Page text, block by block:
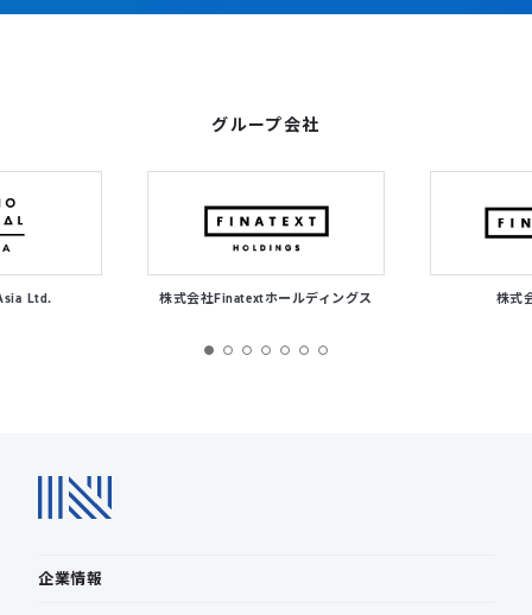
グループ会社
Ltd. 株式会社Finatextホールディングス 株式
企業情報